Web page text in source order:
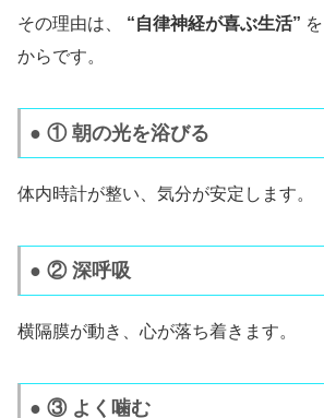
その理由は、 “自律神経が喜ぶ生活”
からです。
● ① 朝の光を浴びる
体内時計が整い、気分が安定します。
● ② 深呼吸
横隔膜が動き、心が落ち着きます。
● ③ よく噛む